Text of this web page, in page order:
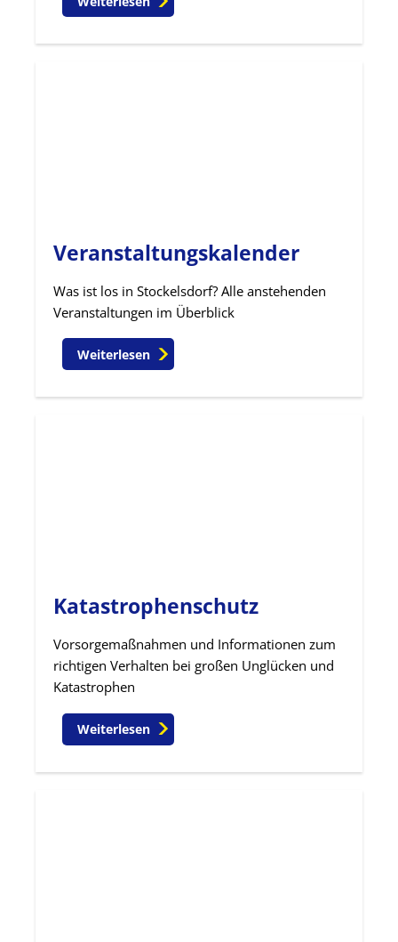
Veranstaltungskalender
Was ist los in Stockelsdorf? Alle anstehenden
Veranstaltungen im Überblick
Weiterlesen
Katastrophenschutz
Vorsorgemaßnahmen und Informationen zum
richtigen Verhalten bei großen Unglücken und
Katastrophen
Weiterlesen